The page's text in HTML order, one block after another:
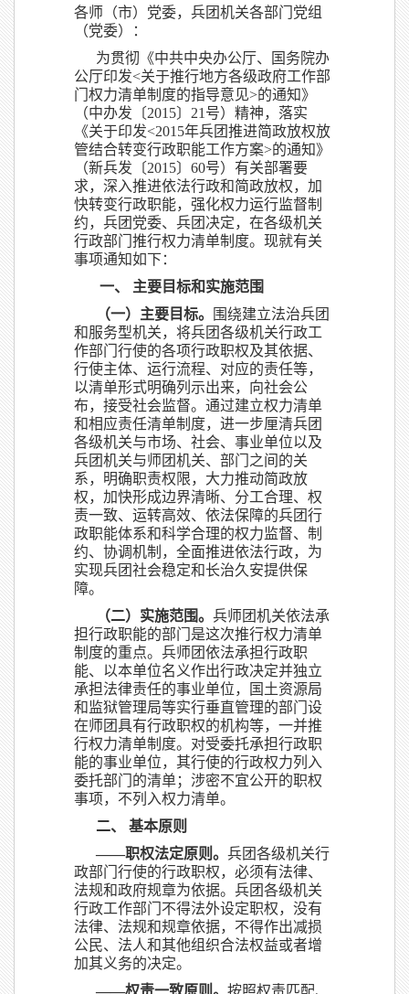
各师（市）党委，兵团机关各部门党组
（党委）：
为贯彻《中共中央办公厅、国务院办
公厅印发<关于推行地方各级政府工作部
门权力清单制度的指导意见>的通知》
（中办发〔2015〕21号）精神，落实
《关于印发<2015年兵团推进简政放权放
管结合转变行政职能工作方案>的通知》
（新兵发〔2015〕60号）有关部署要
求，深入推进依法行政和简政放权，加
快转变行政职能，强化权力运行监督制
约，兵团党委、兵团决定，在各级机关
行政部门推行权力清单制度。现就有关
事项通知如下：
一、 主要目标和实施范围
（一）主要目标。
围绕建立法治兵团
和服务型机关，将兵团各级机关行政工
作部门行使的各项行政职权及其依据、
行使主体、运行流程、对应的责任等，
以清单形式明确列示出来，向社会公
布，接受社会监督。通过建立权力清单
和相应责任清单制度，进一步厘清兵团
各级机关与市场、社会、事业单位以及
兵团机关与师团机关、部门之间的关
系，明确职责权限，大力推动简政放
权，加快形成边界清晰、分工合理、权
责一致、运转高效、依法保障的兵团行
政职能体系和科学合理的权力监督、制
约、协调机制，全面推进依法行政，为
实现兵团社会稳定和长治久安提供保
障。
（二）实施范围。 兵师团机关依法承
担行政职能的部门是这次推行权力清单
制度的重点。兵师团依法承担行政职
能、以本单位名义作出行政决定并独立
承担法律责任的事业单位，国土资源局
和监狱管理局等实行垂直管理的部门设
在师团具有行政职权的机构等，一并推
行权力清单制度。对受委托承担行政职
能的事业单位，其行使的行政权力列入
委托部门的清单；涉密不宜公开的职权
事项，不列入权力清单。
二、 基本原则
——职权法定原则。 兵团各级机关行
政部门行使的行政职权，必须有法律、
法规和政府规章为依据。兵团各级机关
行政工作部门不得法外设定职权，没有
法律、法规和规章依据，不得作出减损
公民、法人和其他组织合法权益或者增
加其义务的决定。
——权责一致原则。 按照权责匹配、